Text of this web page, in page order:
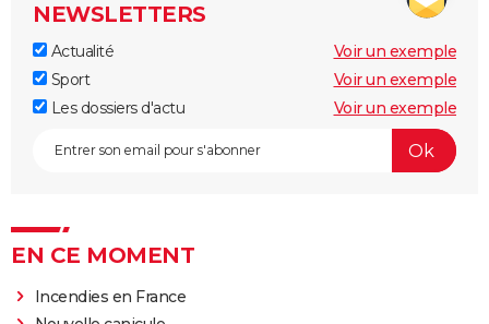
NEWSLETTERS
Actualité
Voir un exemple
Sport
Voir un exemple
Les dossiers d'actu
Voir un exemple
EN CE MOMENT
Incendies en France